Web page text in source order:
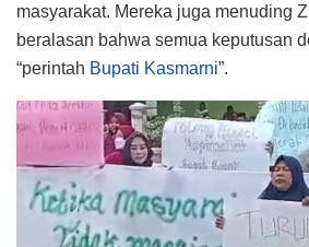
masyarakat. Mereka juga menuding
beralasan bahwa semua keputusan
“perintah Bupati Kasmarni”.